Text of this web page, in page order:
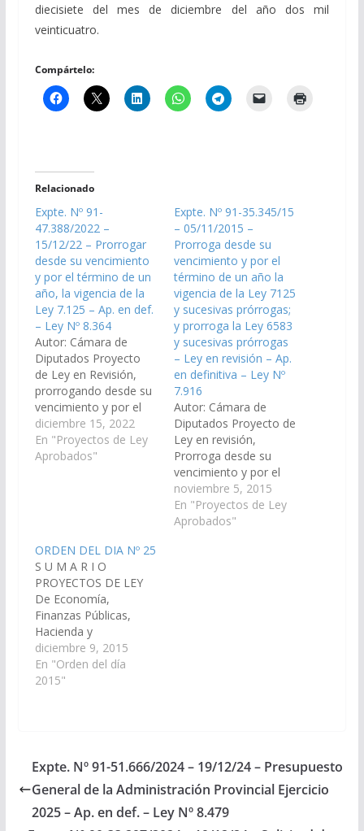
diecisiete del mes de diciembre del año dos mil
veinticuatro.
Compártelo:
Relacionado
Expte. Nº 91-
47.388/2022 –
15/12/22 – Prorrogar
desde su vencimiento
y por el término de un
año, la vigencia de la
Ley 7.125 – Ap. en def.
– Ley Nº 8.364
Autor: Cámara de
Diputados Proyecto
de Ley en Revisión,
prorrogando desde su
vencimiento y por el
término de un año, la
vigencia de la Ley
7125, así como sus
del Art. 27 inc. 9) PASE
a Comisión…
diciembre 15, 2022
En "Proyectos de Ley
Aprobados"
Expte. Nº 91-35.345/15
– 05/11/2015 –
Prorroga desde su
vencimiento y por el
término de un año la
vigencia de la Ley 7125
y sucesivas prórrogas;
y prorroga la Ley 6583
y sucesivas prórrogas
– Ley en revisión – Ap.
en definitiva – Ley Nº
7.916
Autor: Cámara de
Diputados Proyecto de
Ley en revisión,
Prorroga desde su
vencimiento y por el
término de un año la
vigencia de la Ley 7125
y sucesivas prórrogas;
noviembre 5, 2015
En "Proyectos de Ley
Aprobados"
ORDEN DEL DIA Nº 25
S U M A R I O
PROYECTOS DE LEY
De Economía,
Finanzas Públicas,
Hacienda y
Presupuesto 1.- En
revisión, prorrogando
desde su vencimiento
sucesivas prórrogas.
(Expte. Nº 91-
35.345/15). De
Educación…
diciembre 9, 2015
En "Orden del día
2015"
Expte. Nº 91-51.666/2024 – 19/12/24 – Presupuesto
General de la Administración Provincial Ejercicio
2025 – Ap. en def. – Ley Nº 8.479